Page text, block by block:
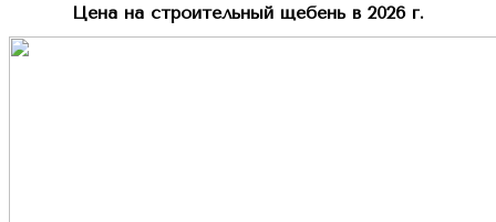
Цена на строительный щебень в 2026 г.